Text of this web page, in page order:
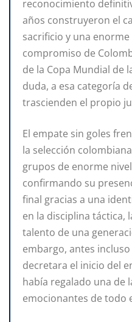
reconocimiento
años construyeron el
sacrificio y una
compromiso de
de la Copa Mundial de
duda, a esa categoría
trascienden el propio
El empate sin goles
la selección
grupos de enorme
confirmando su
final gracias a una
en la disciplina táctica,
talento de una
embargo, antes
decretara el inicio del
había regalado una de
emocionantes de todo